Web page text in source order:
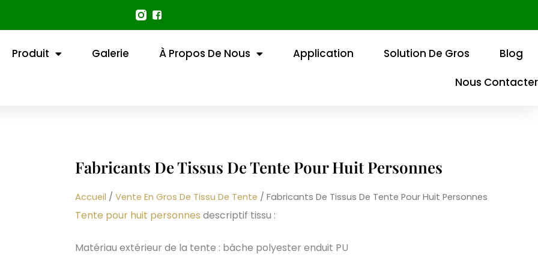
Produit Galerie À Propos De Nous Application Solution De Gros
Blog
Nous Contacter
Fabricants De Tissus De Tente Pour Huit Personnes
Accueil / Vente En Gros De Tissu De Tente / Fabricants De Tissus De Tente Pour Huit Personnes
Tente pour huit personnes descriptif tissu :
Matériau extérieur de la tente : bâche polyester enduit PU